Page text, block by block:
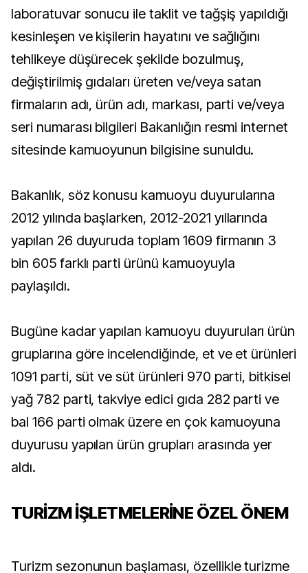
laboratuvar sonucu ile taklit ve tağşiş yapıldığı
kesinleşen ve kişilerin hayatını ve sağlığını
tehlikeye düşürecek şekilde bozulmuş,
değiştirilmiş gıdaları üreten ve/veya satan
firmaların adı, ürün adı, markası, parti ve/veya
seri numarası bilgileri Bakanlığın resmi internet
sitesinde kamuoyunun bilgisine sunuldu.
Bakanlık, söz konusu kamuoyu duyurularına
2012 yılında başlarken, 2012-2021 yıllarında
yapılan 26 duyuruda toplam 1609 firmanın 3
bin 605 farklı parti ürünü kamuoyuyla
paylaşıldı.
Bugüne kadar yapılan kamuoyu duyuruları ürün
gruplarına göre incelendiğinde, et ve et ürünleri
1091 parti, süt ve süt ürünleri 970 parti, bitkisel
yağ 782 parti, takviye edici gıda 282 parti ve
bal 166 parti olmak üzere en çok kamuoyuna
duyurusu yapılan ürün grupları arasında yer
aldı.
TURİZM İŞLETMELERİNE ÖZEL ÖNEM
Turizm sezonunun başlaması, özellikle turizme